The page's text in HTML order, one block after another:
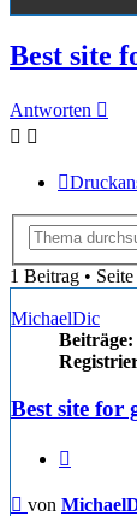
Best site
Antworten
1 Beitrag • Seite
MichaelDic
Beiträge:
Best site for
Beitrag
von